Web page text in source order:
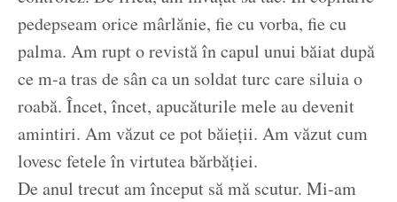
pedepseam orice mârlănie, fie cu vorba, fie cu
palma. Am rupt o revistă în capul unui băiat după
ce m-a tras de sân ca un soldat turc care siluia o
roabă. Încet, încet, apucăturile mele au devenit
amintiri. Am văzut ce pot băieții. Am văzut cum
lovesc fetele în virtutea bărbăției.
De anul trecut am început să mă scutur. Mi-am